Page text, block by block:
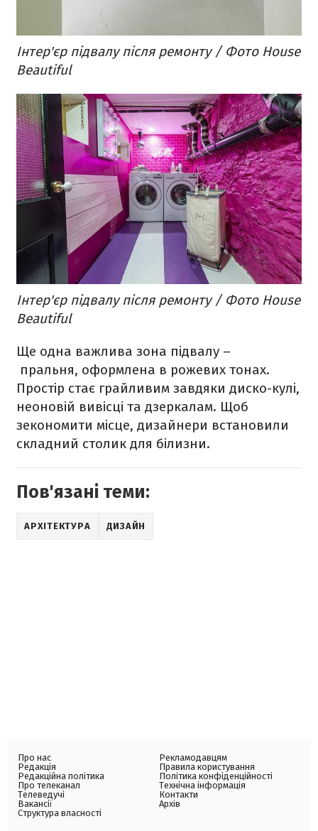
Інтер'єр підвалу після ремонту / Фото House
Beautiful
Інтер'єр підвалу після ремонту / Фото House
Beautiful
Ще одна важлива зона підвалу –
пральня, оформлена в рожевих тонах.
Простір стає грайливим завдяки диско-кулі,
неоновій вивісці та дзеркалам. Щоб
зекономити місце, дизайнери встановили
складний столик для білизни.
Пов'язані теми:
АРХІТЕКТУРА ДИЗАЙН
Про нас
Редакція
Редакційна політика
Про телеканал
Телеведучі
Вакансії
Структура власності
Рекламодавцям
Правила користування
Політика конфіденційності
Технічна інформація
Контакти
Архів